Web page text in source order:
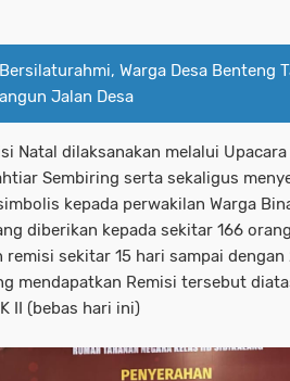
Bersilaturahmi, Warga Desa Benteng
Jalan Desa
Natal dilaksanakan melalui
Sembiring serta sekaligus
kepada perwakilan Warga
diberikan kepada sekitar 166
remisi sekitar 15 hari sampai dengan
mendapatkan Remisi tersebut
II (bebas hari ini)